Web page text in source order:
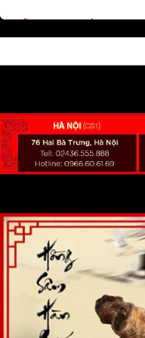
Tết- là dịp để mọi
bạn bè, đối tác làm
quà biếu tặng về sức
Tùy vào đối tượng
nhau. Nếumua quà tết
chọn những món quà
sâm, nấm linh chi
hạ thảo, nhung huơu
rất hợp lý và đông
tặng.Bình rượu
Quốc,...
là những sản
họp, phòng khách,
nghiệp.